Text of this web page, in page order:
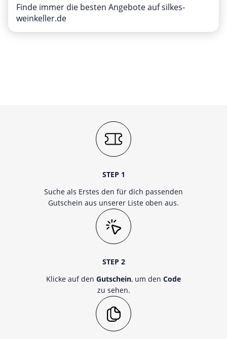
Finde immer die besten Angebote auf silkes-
weinkeller.de
STEP 1
Suche als Erstes den für dich passenden
Gutschein aus unserer Liste oben aus.
STEP 2
Klicke auf den Gutschein, um den Code
zu sehen.